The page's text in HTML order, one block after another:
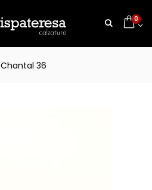
0
Chantal 36